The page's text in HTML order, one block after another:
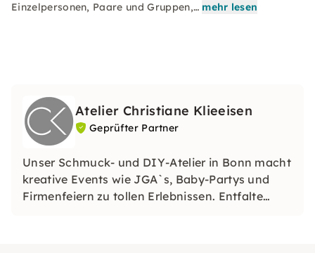
Einzelpersonen, Paare und Gruppen,… mehr lesen
Atelier Christiane Klieeisen
Geprüfter Partner
Unser Schmuck- und DIY-Atelier in Bonn macht
kreative Events wie JGA`s, Baby-Partys und
Firmenfeiern zu tollen Erlebnissen. Entfalte